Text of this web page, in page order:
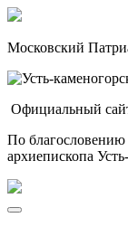
Московский
Официальный
По
архиепископа